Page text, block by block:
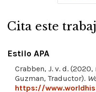
Cita este
Estilo APA
Crabben, J. v. d.
Guzman, Traductor).
https://